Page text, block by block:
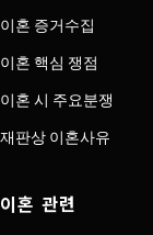
이혼 증거수집
이혼 핵심 쟁점
이혼 시 주요분쟁
재판상 이혼사유
이혼 관련